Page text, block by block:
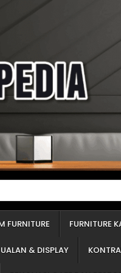
FURNITURE FURNITURE
& DISPLAY